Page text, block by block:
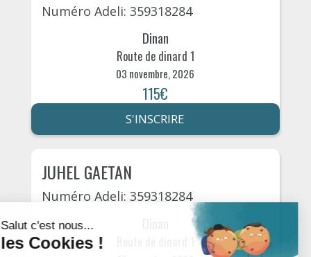
Numéro Adeli: 359318284
Dinan
Route de dinard 1
03 novembre, 2026
115€
S'INSCRIRE
JUHEL GAETAN
Numéro Adeli: 359318284